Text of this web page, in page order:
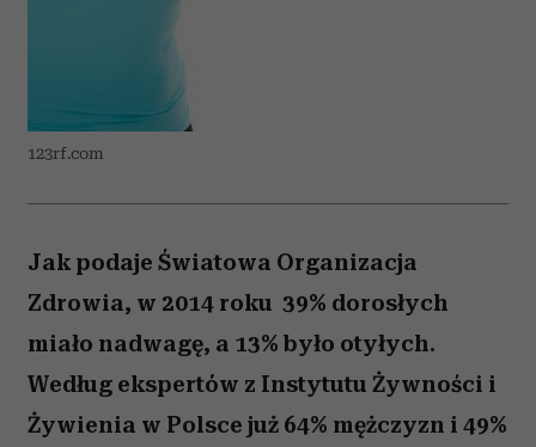
123rf.com
Jak podaje Światowa Organizacja
Zdrowia, w 2014 roku 39% dorosłych
miało nadwagę, a 13% było otyłych.
Według ekspertów z Instytutu Żywności i
Żywienia w Polsce już 64% mężczyzn i 49%